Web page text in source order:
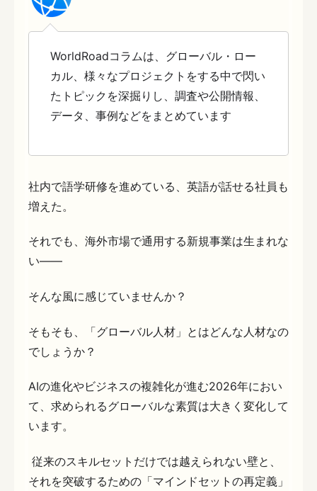
WorldRoadコラムは、グローバル・ロー
カル、様々なプロジェクトをする中で閃い
たトピックを深掘りし、調査や公開情報、
データ、事例などをまとめています
社内で語学研修を進めている、英語が話せる社員も
増えた。
それでも、海外市場で通用する新規事業は生まれな
い——
そんな風に感じていませんか？
そもそも、「グローバル人材」とはどんな人材なの
でしょうか？
AIの進化やビジネスの複雑化が進む2026年におい
て、求められるグローバルな素質は大きく変化して
います。
従来のスキルセットだけでは越えられない壁と、
それを突破するための「マインドセットの再定義」